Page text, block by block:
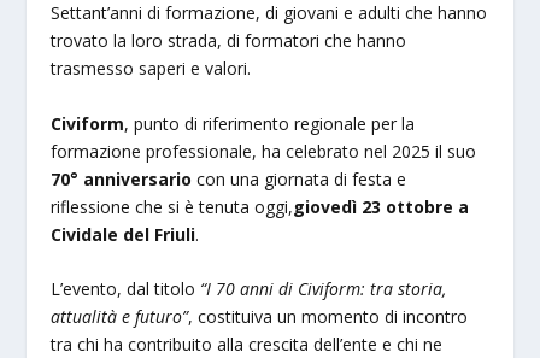
Settant’anni di formazione, di giovani e adulti che hanno
trovato la loro strada, di formatori che hanno
trasmesso saperi e valori.
Civiform, punto di riferimento regionale per la
formazione professionale, ha celebrato nel 2025 il suo
70° anniversario con una giornata di festa e
riflessione che si è tenuta oggi,giovedì 23 ottobre a
Cividale del Friuli.
L’evento, dal titolo “I 70 anni di Civiform: tra storia,
attualità e futuro”, costituiva un momento di incontro
tra chi ha contribuito alla crescita dell’ente e chi ne